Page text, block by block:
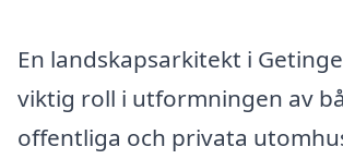
En landskapsarkitekt i
viktig roll i utformningen av
offentliga och privata